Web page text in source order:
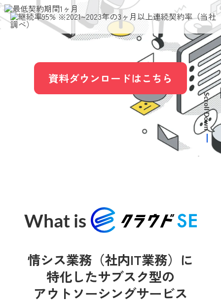
資料ダウンロードはこちら
Scroll Down
What is
情シス業務（社内IT業務）に
特化したサブスク型の
アウトソーシングサービス